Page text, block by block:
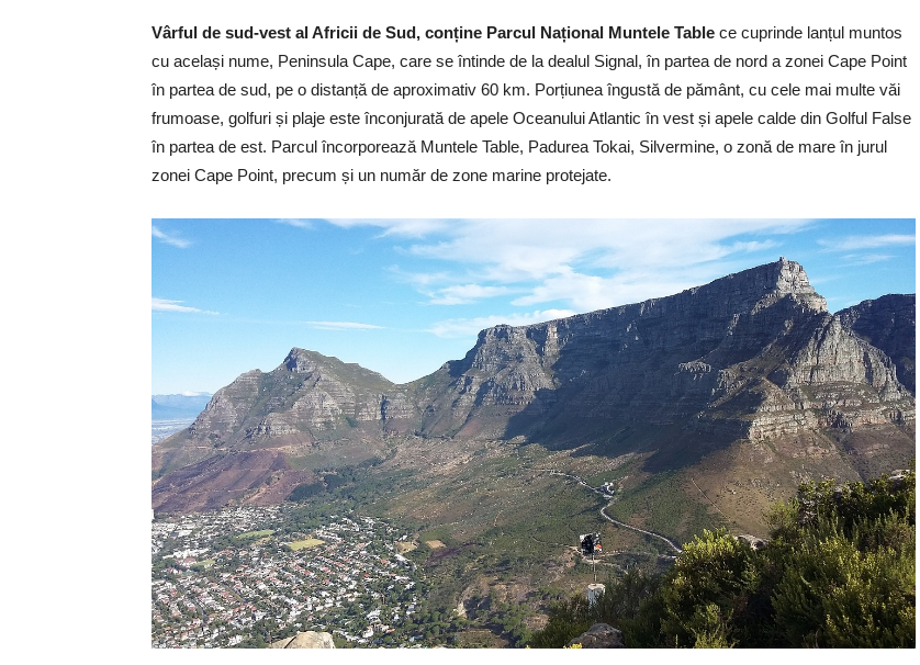
Vârful de sud-vest al Africii de Sud, conține Parcul Național Muntele Table ce cuprinde lanțul muntos
cu același nume, Peninsula Cape, care se întinde de la dealul Signal, în partea de nord a zonei Cape Point
în partea de sud, pe o distanță de aproximativ 60 km. Porțiunea îngustă de pământ, cu cele mai multe văi
frumoase, golfuri și plaje este înconjurată de apele Oceanului Atlantic în vest și apele calde din Golful False
în partea de est. Parcul încorporează Muntele Table, Padurea Tokai, Silvermine, o zonă de mare în jurul
zonei Cape Point, precum și un număr de zone marine protejate.